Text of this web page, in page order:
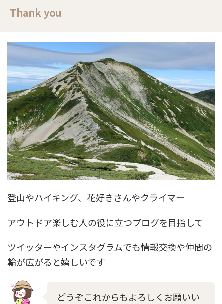
Thank you
登山やハイキング、花好きさんやクライマー
アウトドア楽しむ人の役に立つブログを目指して
ツイッターやインスタグラムでも情報交換や仲間の
輪が広がると嬉しいです
どうぞこれからもよろしくお願いい